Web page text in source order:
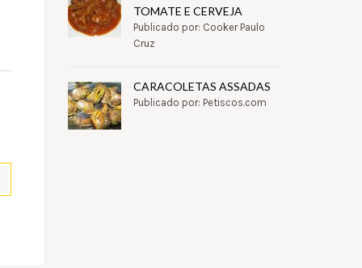
TOMATE E CERVEJA
Publicado por: Cooker Paulo
Cruz
CARACOLETAS ASSADAS
Publicado por: Petiscos.com